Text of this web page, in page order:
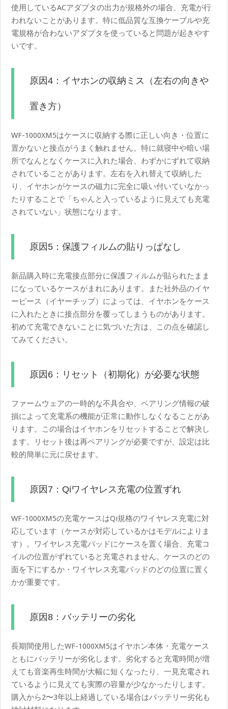
使用しているACアダプタの出力が規格外の場合、充電が行
われないことがあります。特に低品質な互換ケーブルや充
電規格が合わないアダプタを使っていると問題が起きやす
いです。
原因4：イヤホンの収納ミス（左右の向きや
置き方）
WF-1000XM5はケースに収納する際に正しい向き・位置に
置かないと接点がうまく触れません。特に就寝中や暗い場
所でなんとなくケースに入れた場合、わずかにずれて収納
されていることがあります。左右を入れ替えて収納した
り、イヤホンがケースの磁力に完全に吸い付いていなかっ
たりすることで「ちゃんと入っているように見えても充電
されていない」状態になります。
原因5：保護フィルムの貼りっぱなし
新品購入時に充電接点部分に保護フィルムが貼られたまま
になっているケースがまれにあります。また社外品のイヤ
ーピース（イヤーチップ）によっては、イヤホンをケース
に入れたときに接点部分を覆ってしまうものがあります。
初めて充電できないことに気づいた方は、この点を確認し
てみてください。
原因6：リセット（初期化）が必要な状態
ファームウェアの一時的な不具合や、ペアリング情報の破
損によって充電系の機能が正常に動作しなくなることがあ
ります。この場合はイヤホンをリセットすることで解決し
ます。リセット後は再ペアリングが必要ですが、設定は比
較的簡単に元に戻せます。
原因7：Qiワイヤレス充電の位置ずれ
WF-1000XM5の充電ケースはQi規格のワイヤレス充電に対
応しています（ケースが対応しているかはモデルによりま
す）。ワイヤレス充電パッドにケースを置く場合、充電コ
イルの位置がずれていると充電されません。ケースのどの
面を下にするか・ワイヤレス充電パッドのどの位置に置く
かが重要です。
原因8：バッテリーの劣化
長期間使用したWF-1000XM5はイヤホン本体・充電ケース
ともにバッテリーが劣化します。劣化すると充電時間が増
えても音楽再生時間が大幅に短くなったり、一見充電され
ているように見えても実際の容量が少なかったりします。
購入から2〜3年以上経過している場合はバッテリー劣化も